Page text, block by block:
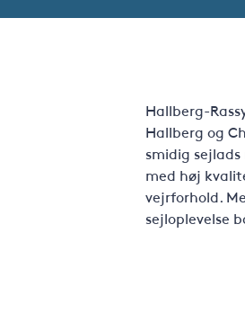
Hallberg-
Hallberg og
smidig
med høj
vejrforhold.
sejloplevelse